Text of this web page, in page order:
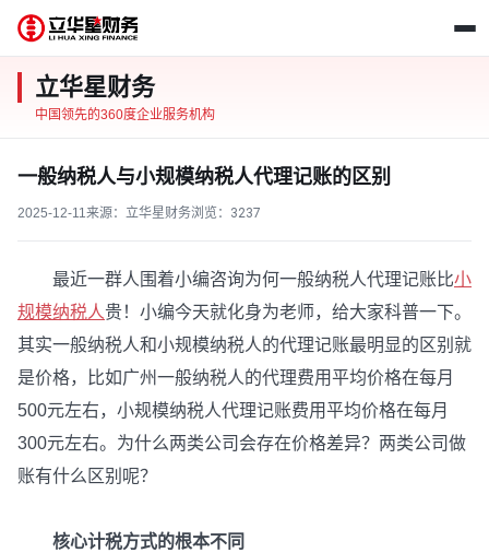
立华星财务
中国领先的360度企业服务机构
一般纳税人与小规模纳税人代理记账的区别
2025-12-11来源：立华星财务浏览： 3237
最近一群人围着小编咨询为何一般纳税人代理记账比小
规模纳税人贵！小编今天就化身为老师，给大家科普一下。
其实一般纳税人和小规模纳税人的代理记账最明显的区别就
是价格，比如广州一般纳税人的代理费用平均价格在每月
500元左右，小规模纳税人代理记账费用平均价格在每月
300元左右。为什么两类公司会存在价格差异？两类公司做
账有什么区别呢？
核心计税方式的根本不同